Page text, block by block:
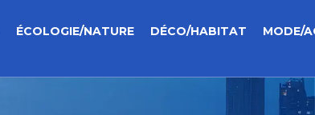
ÉCOLOGIE/NATURE DÉCO/HABITAT MODE/